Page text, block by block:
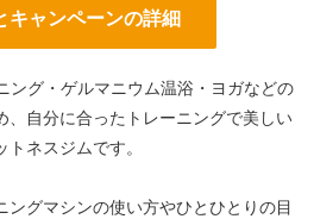
キャンペーンの詳細
ング・ゲルマニウム温浴・ヨガなどの
、自分に合ったトレーニングで美しい
ネスジムです。
グマシンの使い方やひとひとりの目